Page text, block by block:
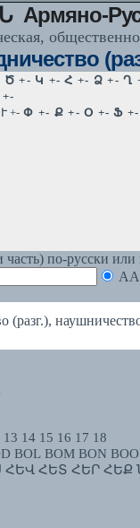
по-русски или
AA
наушничество
13 14 15 16 17 18
BOL BOM BON BOO
ՀԵՎ ՀԵՏ ՀԵՐ ՀԵՔ